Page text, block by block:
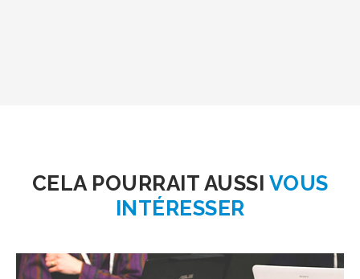
CELA POURRAIT AUSSI VOUS
INTÉRESSER